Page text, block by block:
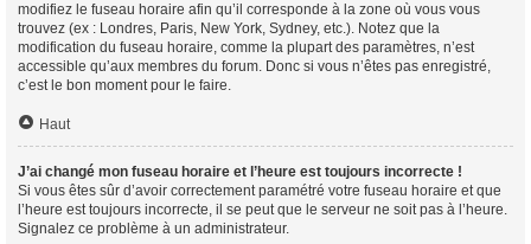
modifiez le fuseau horaire afin qu’il corresponde à la zone où vous vous
trouvez (ex : Londres, Paris, New York, Sydney, etc.). Notez que la
modification du fuseau horaire, comme la plupart des paramètres, n’est
accessible qu’aux membres du forum. Donc si vous n’êtes pas enregistré,
c’est le bon moment pour le faire.
Haut
J’ai changé mon fuseau horaire et l’heure est toujours incorrecte !
Si vous êtes sûr d’avoir correctement paramétré votre fuseau horaire et que
l’heure est toujours incorrecte, il se peut que le serveur ne soit pas à l’heure.
Signalez ce problème à un administrateur.